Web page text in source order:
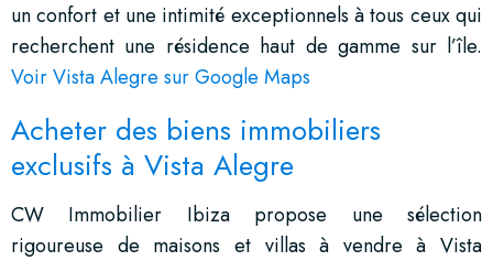
un confort et une intimité exceptionnels à tous ceux qui
recherchent une résidence haut de gamme sur l’île.
Voir Vista Alegre sur Google Maps
Acheter des biens immobiliers
exclusifs à Vista Alegre
CW Immobilier Ibiza propose une sélection
rigoureuse de maisons et villas à vendre à Vista